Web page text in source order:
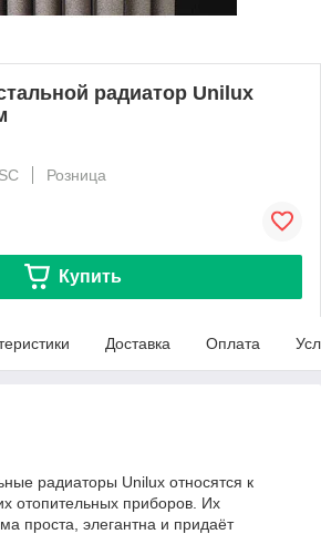
радиатор Unilux
Розница
Купить
Доставка Оплата
радиаторы Unilux относятся к
отопительных приборов. Их
проста, элегантна и придаёт